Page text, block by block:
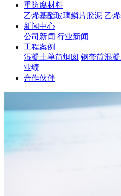
重防腐材料
乙烯基酯玻璃鳞片胶泥 乙
新闻中心
公司新闻 行业新闻
工程案例
混凝土单筒烟囱 钢套筒混凝
业绩
合作伙伴